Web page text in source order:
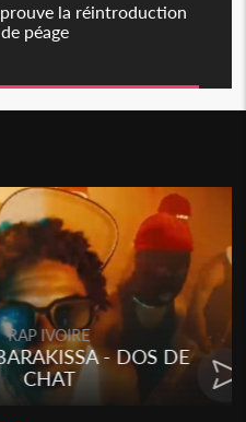
la réintroduction
péage
- DOS DE